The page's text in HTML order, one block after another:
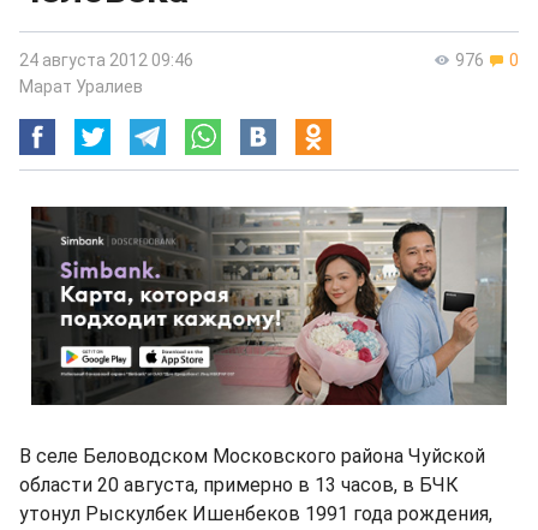
976 0
24 августа 2012 09:46
Марат Уралиев
В селе Беловодском Московского района Чуйской
области 20 августа, примерно в 13 часов, в БЧК
утонул Рыскулбек Ишенбеков 1991 года рождения,